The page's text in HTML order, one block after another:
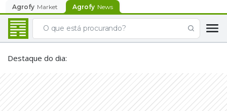
Agrofy Market Agrofy News
Destaque do dia: